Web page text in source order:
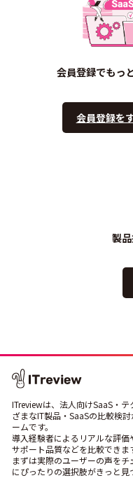
会員登録でもっ
会員登録を
製
ITreviewは、法人向けSaaS・
ざまなIT製品・SaaSの比較検
ームです。
導入経験者によるリアルな評価
サポート品質などを比較できま
まずは実際のユーザーの声を
にぴったりの選択肢がきっと見